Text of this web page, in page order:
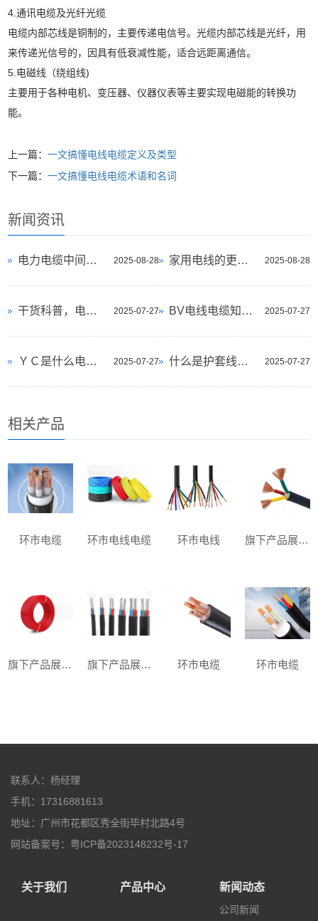
4.通讯电缆及光纤光缆
电缆内部芯线是铜制的，主要传递电信号。光缆内部芯线是光纤，用
来传递光信号的，因具有低衰减性能，适合远距离通信。
5.电磁线（绕组线)
主要用于各种电机、变压器、仪器仪表等主要实现电磁能的转换功
能。
上一篇：一文搞懂电线电缆定义及类型
下一篇：一文搞懂电线电缆术语和名词
新闻资讯
2025-08-28
电力电缆中间接头和终端接头的操作流程 2025-08-28
家用电线的更换年限是几年？
2025-07-27
干货科普，电线电缆术语和名词 2025-07-27
BV电线电缆知识，先收藏起来！
2025-07-27
ＹＣ是什么电缆，了解一下 2025-07-27
什么是护套线？你知道吗
相关产品
环市电缆 环市电线电缆 环市电线 旗下产品展示三
旗下产品展示二 旗下产品展示一 环市电缆 环市电缆
联系人：杨经理
手机：17316881613
地址：广州市花都区秀全街毕村北路4号
网站备案号：粤ICP备2023148232号-17
关于我们 产品中心 新闻动态
公司新闻